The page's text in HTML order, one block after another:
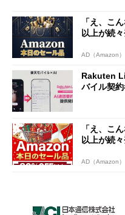
「え、こ
以上が続
AD（Amazon）
Rakuten
バイル契
「え、こ
以上が続
AD（Amazon）